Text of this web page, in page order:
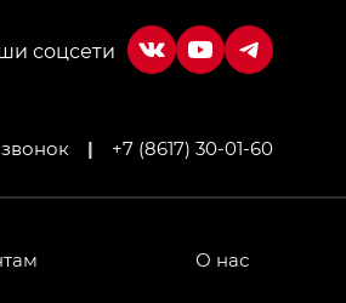
| +7 (8617) 30-01-60
О нас